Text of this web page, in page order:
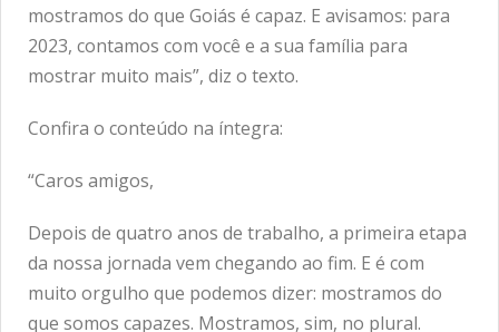
mostramos do que Goiás é capaz. E avisamos: para
2023, contamos com você e a sua família para
mostrar muito mais”, diz o texto.
Confira o conteúdo na íntegra:
“Caros amigos,
Depois de quatro anos de trabalho, a primeira etapa
da nossa jornada vem chegando ao fim. E é com
muito orgulho que podemos dizer: mostramos do
que somos capazes. Mostramos, sim, no plural.